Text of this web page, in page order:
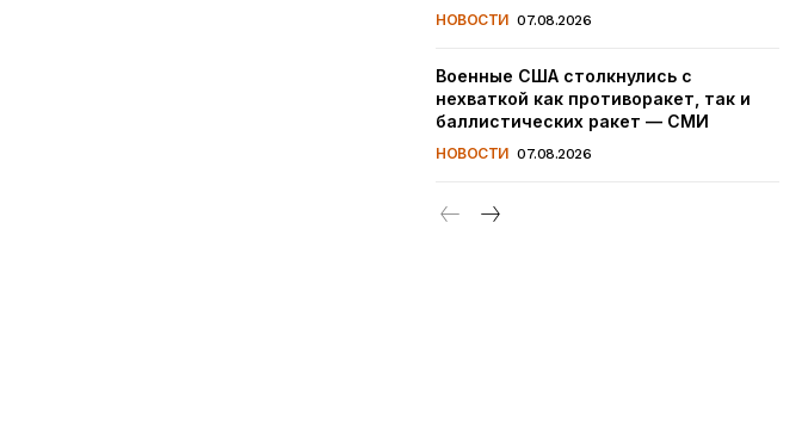
НОВОСТИ 07.08.2026
Военные США столкнулись с
нехваткой как противоракет, так и
баллистических ракет — СМИ
НОВОСТИ 07.08.2026